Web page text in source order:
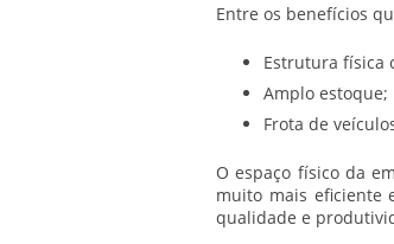
Entre os benefícios
Estrutura física
Amplo estoque;
Frota de
O espaço físico da
muito mais eficiente
qualidade e